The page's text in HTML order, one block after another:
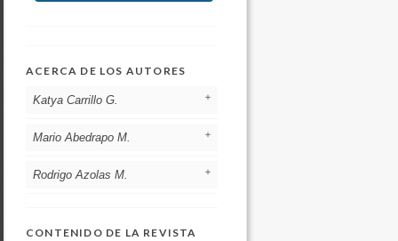
ACERCA DE LOS AUTORES
Katya Carrillo G.
Hospital Clínico Universidad de Chile
[Ver otros artículos de este autor]
Mario Abedrapo M.
Hospital Clínico Universidad de Chile
Rodrigo Azolas M.
CONTENIDO DE LA REVISTA